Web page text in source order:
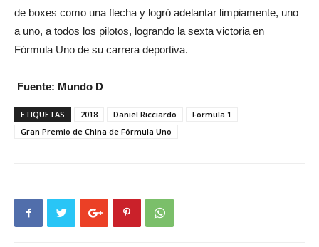
de boxes como una flecha y logró adelantar limpiamente, uno
a uno, a todos los pilotos, logrando la sexta victoria en
Fórmula Uno de su carrera deportiva.
Fuente: Mundo D
ETIQUETAS 2018 Daniel Ricciardo
Formula 1
Gran Premio de China de Fórmula Uno